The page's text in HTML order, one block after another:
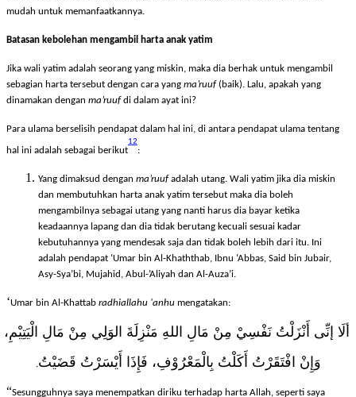
Allah menyuruh kita untuk menjauhi harta anak yatim dan tidak bermudah-
Jika wali yatim adalah seorang yang miskin, maka dia berhak untuk mengambil
sebagian harta tersebut dengan cara yangma’ruuf
Para ulama berselisih pendapat dalam hal ini, di antara pendapat ulama tentang
Yang dimaksud denganma’ruufadalah utang. Wali yatim jika dia miskin
dan membutuhkan harta anak yatim tersebut maka dia boleh
mengambilnya sebagai utang yang nanti harus dia bayar ketika
keadaannya lapang dan dia tidak berutang kecuali sesuai kadar
kebutuhannya yang mendesak saja dan tidak boleh lebih dari itu. Ini
adalah pendapat ‘Umar bin Al-Khaththab, Ibnu ‘Abbas, Said bin Jubair,
ألَا إنِّى أَنْزَلْتُ نَفْسِيْ مِنْ مَالِ اللهِ مَنْزِلَةَ الوَلِي مِنْ مَالِ
وَإِنْ افْتَقَرْتُ أَكَلْتُ بِالْمَعْرُوْفِ، فَإِذَا أَيْسَرْتُ قَضَيْتُ